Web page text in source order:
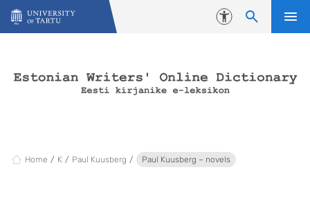
Skip to content
Accessibility
Home K Paul Kuusberg Paul Kuusberg – novels